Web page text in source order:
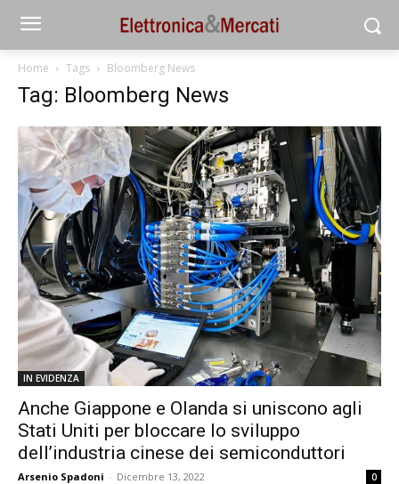
Home Tags Bloomberg News
Tag: Bloomberg News
IN EVIDENZA
Anche Giappone e Olanda si uniscono agli
Stati Uniti per bloccare lo sviluppo
dell’industria cinese dei semiconduttori
Arsenio Spadoni - Dicembre 13, 2022 0